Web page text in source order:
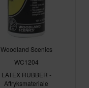
Woodland Scenics
WC1204
LATEX RUBBER -
Aftryksmateriale